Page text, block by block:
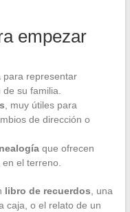
empezar
para representar
su familia.
, muy útiles para
de dirección o
que ofrecen
el terreno.
libro de recuerdos , una
caja, o el relato de un